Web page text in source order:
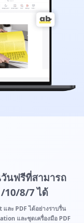
นฟรีที่สามารถ
10/8/7 ได้
ละ PDF ได้อย่างราบรื่น
และชุดเครื่องมือ PDF